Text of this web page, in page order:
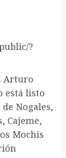
?
Arturo
está listo
Nogales,
Cajeme,
Mochis